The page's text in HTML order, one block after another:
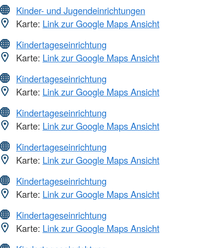
Kinder- und Jugendeinrichtungen
Karte: Link zur Google Maps Ansicht
Kindertageseinrichtung
Karte: Link zur Google Maps Ansicht
Kindertageseinrichtung
Karte: Link zur Google Maps Ansicht
Kindertageseinrichtung
Karte: Link zur Google Maps Ansicht
Kindertageseinrichtung
Karte: Link zur Google Maps Ansicht
Kindertageseinrichtung
Karte: Link zur Google Maps Ansicht
Kindertageseinrichtung
Karte: Link zur Google Maps Ansicht